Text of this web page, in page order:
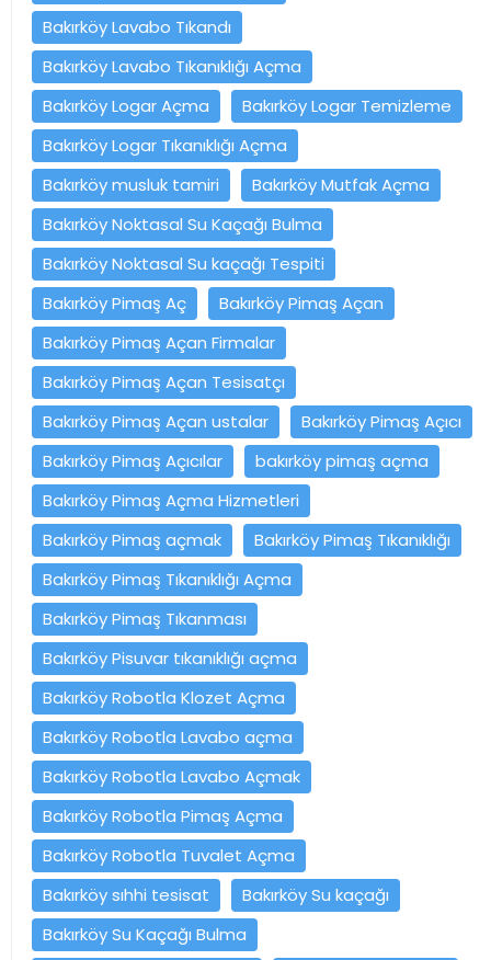
Bakırköy Lavabo Tıkandı
Bakırköy Lavabo Tıkanıklığı Açma
Bakırköy Logar Açma
Bakırköy Logar Temizleme
Bakırköy Logar Tıkanıklığı Açma
Bakırköy musluk tamiri
Bakırköy Mutfak Açma
Bakırköy Noktasal Su Kaçağı Bulma
Bakırköy Noktasal Su kaçağı Tespiti
Bakırköy Pimaş Aç
Bakırköy Pimaş Açan
Bakırköy Pimaş Açan Firmalar
Bakırköy Pimaş Açan Tesisatçı
Bakırköy Pimaş Açan ustalar
Bakırköy Pimaş Açıcı
Bakırköy Pimaş Açıcılar
bakırköy pimaş açma
Bakırköy Pimaş Açma Hizmetleri
Bakırköy Pimaş açmak
Bakırköy Pimaş Tıkanıklığı
Bakırköy Pimaş Tıkanıklığı Açma
Bakırköy Pimaş Tıkanması
Bakırköy Pisuvar tıkanıklığı açma
Bakırköy Robotla Klozet Açma
Bakırköy Robotla Lavabo açma
Bakırköy Robotla Lavabo Açmak
Bakırköy Robotla Pimaş Açma
Bakırköy Robotla Tuvalet Açma
Bakırköy sıhhi tesisat
Bakırköy Su kaçağı
Bakırköy Su Kaçağı Bulma